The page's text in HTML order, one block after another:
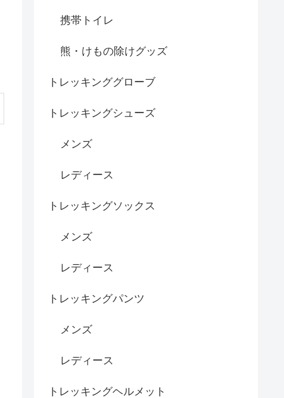
携帯トイレ
熊・けもの除けグッズ
トレッキンググローブ
トレッキングシューズ
メンズ
レディース
トレッキングソックス
メンズ
レディース
トレッキングパンツ
メンズ
レディース
トレッキングヘルメット